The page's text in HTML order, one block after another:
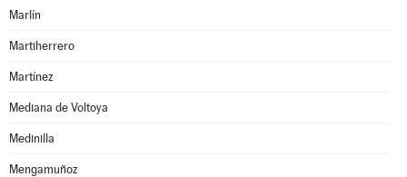
Marlín
Martiherrero
Martínez
Mediana de Voltoya
Medinilla
Mengamuñoz